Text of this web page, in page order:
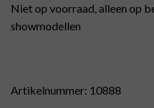
Niet op voorraad, alleen op
showmodellen
Artikelnummer: 10888